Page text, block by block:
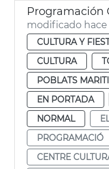
Programación
modificado hace
CULTURA Y
CULTURA
POBLATS
EN PORTADA
NORMAL
PROGRAMACIÓ
CENTRE